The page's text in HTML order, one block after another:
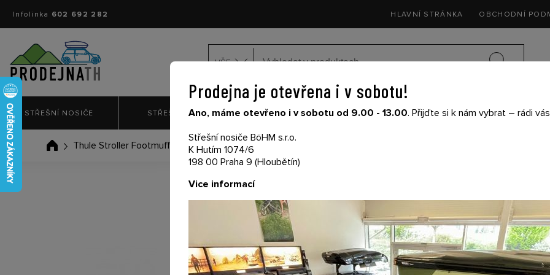
Infolinka 602 692 282 HLAVNÍ STRÁNKA OBCHODNÍ
VŠE
STŘEŠNÍ NOSIČE STŘEŠNÍ BOXY NOSIČE NA KOLA DĚTSKÉ KOČÁRKY
SEDAČKY DO
THULE
Thule Stroller Footmuff - fusak do kočárku šedá Melange
FUSAK DO
MELANGE
Prodejna je otevřena i v sobotu!
Ano, máme otevřeno i v sobotu od 9.00 - 13.00. Přijďte si k nám vybrat – rádi
Střešní nosiče BöHM s.r.o.
K Hutím 1074/6
198 00 Praha 9 (Hloubětín)
Vice informací